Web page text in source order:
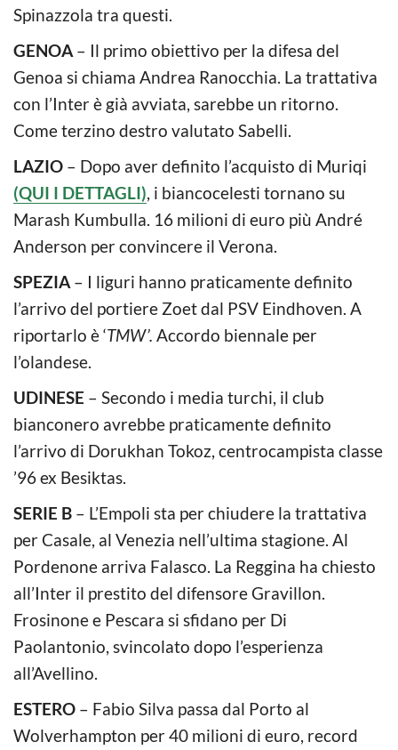
Spinazzola tra questi.
GENOA – Il primo obiettivo per la difesa del
Genoa si chiama Andrea Ranocchia. La trattativa
con l’Inter è già avviata, sarebbe un ritorno.
Come terzino destro valutato Sabelli.
LAZIO – Dopo aver definito l’acquisto di Muriqi
(QUI I DETTAGLI), i biancocelesti tornano su
Marash Kumbulla. 16 milioni di euro più André
Anderson per convincere il Verona.
SPEZIA – I liguri hanno praticamente definito
l’arrivo del portiere Zoet dal PSV Eindhoven. A
riportarlo è ‘TMW’. Accordo biennale per
l’olandese.
UDINESE – Secondo i media turchi, il club
bianconero avrebbe praticamente definito
l’arrivo di Dorukhan Tokoz, centrocampista classe
’96 ex Besiktas.
SERIE B – L’Empoli sta per chiudere la trattativa
per Casale, al Venezia nell’ultima stagione. Al
Pordenone arriva Falasco. La Reggina ha chiesto
all’Inter il prestito del difensore Gravillon.
Frosinone e Pescara si sfidano per Di
Paolantonio, svincolato dopo l’esperienza
all’Avellino.
ESTERO – Fabio Silva passa dal Porto al
Wolverhampton per 40 milioni di euro, record